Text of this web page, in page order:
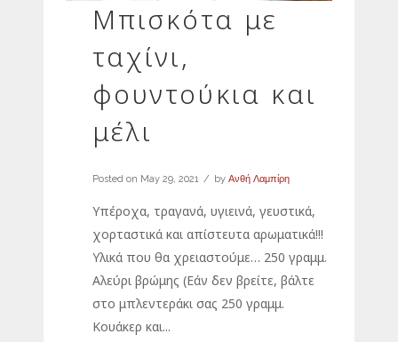
Μπισκότα με
ταχίνι,
φουντούκια και
μέλι
Posted on May 29, 2021 by Ανθή Λαμπίρη
Υπέροχα, τραγανά, υγιεινά, γευστικά,
χορταστικά και απίστευτα αρωματικά!!!
Υλικά που θα χρειαστούμε… 250 γραμμ.
Αλεύρι βρώμης (Εάν δεν βρείτε, βάλτε
στο μπλεντεράκι σας 250 γραμμ.
Κουάκερ και...